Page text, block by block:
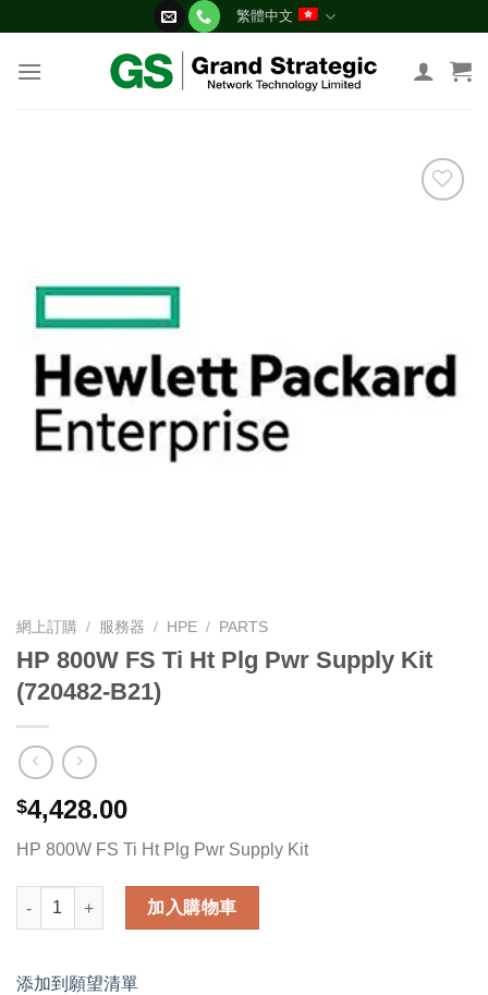
content
繁體中文
網上訂購 / 服務器 / HPE / PARTS
HP 800W FS Ti Ht Plg Pwr Supply Kit
(720482-B21)
$4,428.00
HP 800W FS Ti Ht Plg Pwr Supply Kit
HP 800W FS Ti Ht Plg Pwr Supply Kit (720482-B21) 數量
加入購物車
添加到願望清單